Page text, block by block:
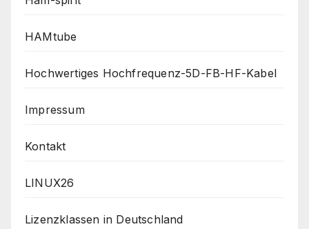
HAMtube
Hochwertiges Hochfrequenz-5D-FB-HF-Kabel
Impressum
Kontakt
LINUX26
Lizenzklassen in Deutschland